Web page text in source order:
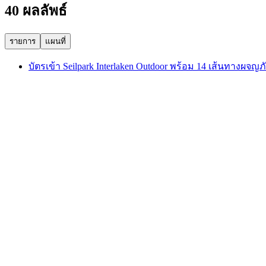
40 ผลลัพธ์
รายการ แผนที่
บัตรเข้า Seilpark Interlaken Outdoor พร้อม 14 เส้นทางผจญ